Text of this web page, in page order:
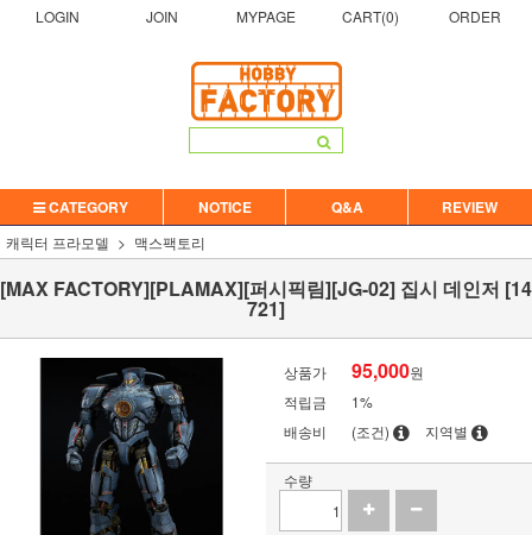
LOGIN JOIN MYPAGE CART(0) ORDER
CATEGORY NOTICE Q&A REVIEW
캐릭터 프라모델 맥스팩토리
[MAX FACTORY][PLAMAX][퍼시픽림][JG-02] 집시 데인저 [14
721]
상품가 95,000원
적립금
1%
배송비
(조건) 지역별
수량